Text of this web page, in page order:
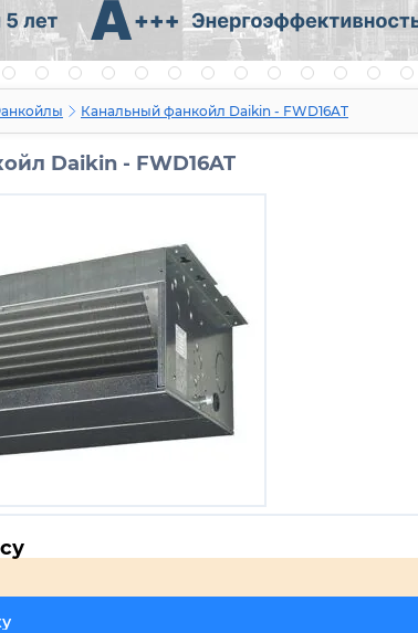
Канальный фанкойл Daikin - FWD16AT
Daikin - FWD16AT